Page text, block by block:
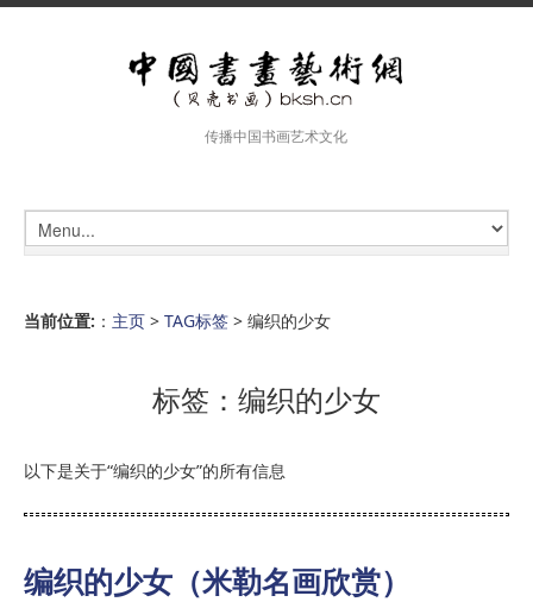
传播中国书画艺术文化
当前位置: ： 主页 > TAG标签 > 编织的少女
标签：编织的少女
以下是关于“编织的少女”的所有信息
编织的少女（米勒名画欣赏）